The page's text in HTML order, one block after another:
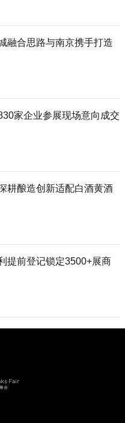
融合思路与南京携手打造
家企业参展现场意向成交
耕酿造创新适配白酒黄酒
提前登记锁定3500+展商